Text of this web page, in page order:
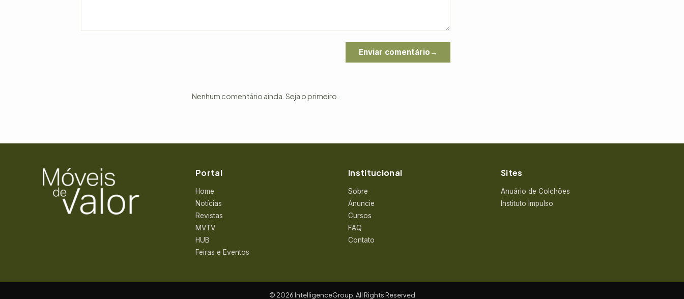
Enviar comentário
Nenhum comentário ainda. Seja o primeiro.
Portal
Home
Notícias
Revistas
MVTV
HUB
Feiras e Eventos
Institucional
Sobre
Anuncie
Cursos
FAQ
Contato
Sites
Anuário de Colchões
Instituto Impulso
© 2026 IntelligenceGroup, All Rights Reserved